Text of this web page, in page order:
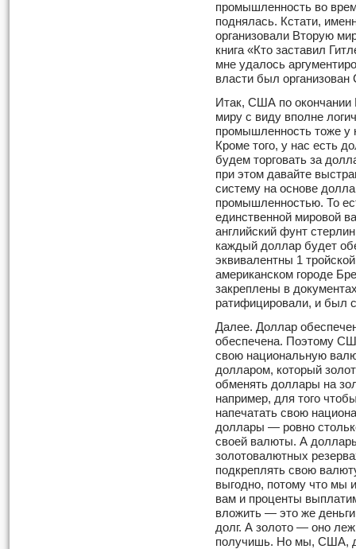
промышленность во
поднялась. Кстати,
организовали Вторую
книга «Кто заставил
мне удалось
власти был
Итак, США по окончании
миру с виду вполне
промышлен­ность тоже у
Кроме того, у нас есть
будем торговать за
при этом давайте
систему на основе
промышленностью. То
единственной мировой
английский фунт
каждый доллар будет
эквивалентны 1
американском городе
закреплены в
ратифицировали, и был
Далее. Доллар
обе­спечена. Поэтому
свою нацио­нальную
долларом, который
обменять доллары на
например, для того
напечатать свою
доллары — ровно
своей валюты. А
золотовалютных
подкреплять свою
выгодно, потому что мы
вам и проценты
вложить — это же
долг. А золото — оно
получишь. Но мы, США,